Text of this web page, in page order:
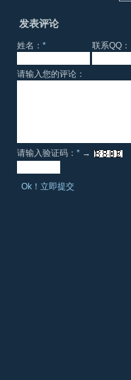
发表评论
姓名： * 联系QQ：
请输入您的评论：
请输入验证码： * →